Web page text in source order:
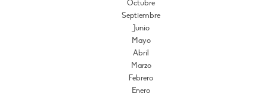
Octubre
Septiembre
Junio
Mayo
Abril
Marzo
Febrero
Enero